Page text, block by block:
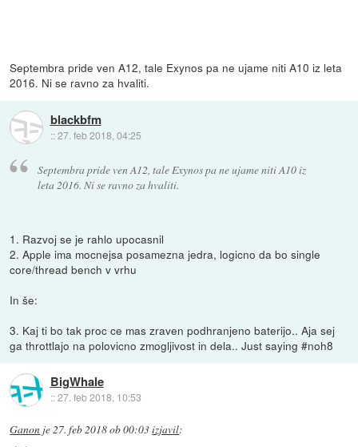
Septembra pride ven A12, tale Exynos pa ne ujame niti A10 iz leta
2016. Ni se ravno za hvaliti.
blackbfm
::27. feb 2018, 04:25
Septembra pride ven A12, tale Exynos pa ne ujame niti A10 iz
leta 2016. Ni se ravno za hvaliti.
1. Razvoj se je rahlo upocasnil
2. Apple ima mocnejsa posamezna jedra, logicno da bo single
core/thread bench v vrhu
In še:
3. Kaj ti bo tak proc ce mas zraven podhranjeno baterijo.. Aja sej
ga throttlajo na polovicno zmogljivost in dela.. Just saying #noh8
BigWhale
::27. feb 2018, 10:53
Ganon je27. feb 2018 ob 00:03izjavil: